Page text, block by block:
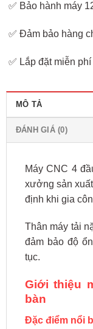
✅ Bảo hành máy
✅ Đảm bảo hàng
✅ Lắp đặt miễn
MÔ TẢ
ĐÁNH GIÁ (0)
Máy CNC 4
xưởng sản
định khi gia
Thân máy tải
đảm bảo độ
tục.
Giới thiệu
bàn
Đặc điểm nổi